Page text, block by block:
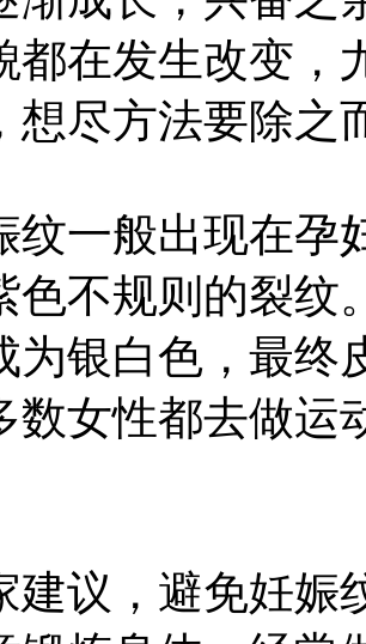
都在发生改变，
想尽方法要除之
般出现在孕
色不规则的裂纹
为银白色，最终
数女性都去做运
，避免妊娠